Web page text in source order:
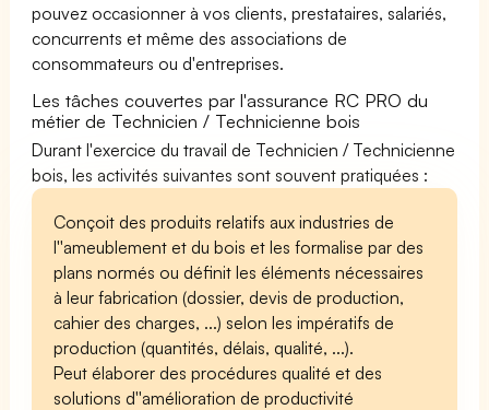
pouvez occasionner à vos clients, prestataires, salariés,
concurrents et même des associations de
consommateurs ou d'entreprises.
Les tâches couvertes par l'assurance RC PRO du
métier de Technicien / Technicienne bois
Durant l'exercice du travail de Technicien / Technicienne
bois, les activités suivantes sont souvent pratiquées :
Conçoit des produits relatifs aux industries de
l''ameublement et du bois et les formalise par des
plans normés ou définit les éléments nécessaires
à leur fabrication (dossier, devis de production,
cahier des charges, ...) selon les impératifs de
production (quantités, délais, qualité, ...).
Peut élaborer des procédures qualité et des
solutions d''amélioration de productivité